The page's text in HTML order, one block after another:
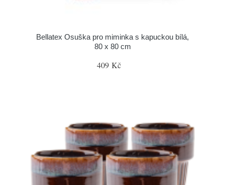
Bellatex Osuška pro miminka s kapuckou bílá,
80 x 80 cm
409 Kč